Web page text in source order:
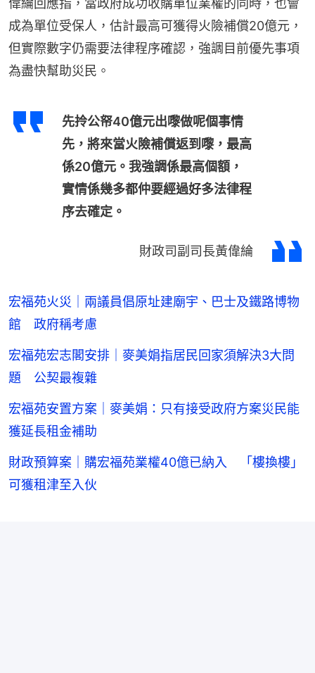
成為單位受保人，估計最高可獲得火險補償20億元，
但實際數字仍需要法律程序確認，強調目前優先事項
為盡快幫助災民。
先拎公帑40億元出嚟做呢個事情
先，將來當火險補償返到嚟，最高
係20億元。我強調係最高個額，
實情係幾多都仲要經過好多法律程
序去確定。
財政司副司長黃偉綸
宏福苑火災｜兩議員倡原址建廟宇、巴士及鐵路博物
館 政府稱考慮
宏福苑宏志閣安排｜麥美娟指居民回家須解決3大問
題 公契最複雜
宏福苑安置方案｜麥美娟：只有接受政府方案災民能
獲延長租金補助
財政預算案｜購宏福苑業權40億已納入 「樓換樓」
可獲租津至入伙